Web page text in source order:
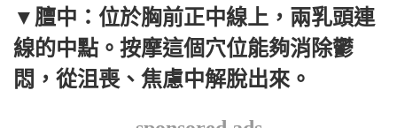
▼膻中：位於胸前正中線上，兩乳頭連
線的中點。按摩這個穴位能夠消除鬱
悶，從沮喪、焦慮中解脫出來。